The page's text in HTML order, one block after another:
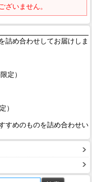
ざいません。
め合わせしてお届けしま
定）
）
すめのものを詰め合わせい